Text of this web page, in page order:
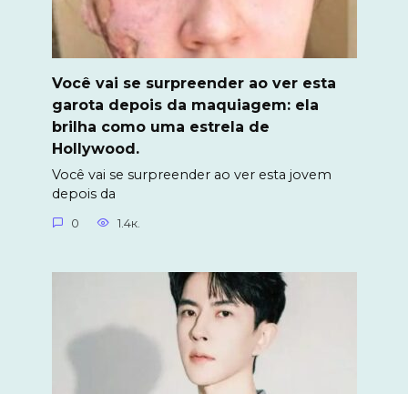
Você vai se surpreender ao ver esta
garota depois da maquiagem: ela
brilha como uma estrela de
Hollywood.
Você vai se surpreender ao ver esta jovem
depois da
0 1.4к.